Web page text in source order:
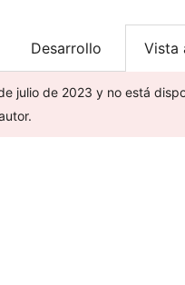
Desarrollo Vista
julio de 2023 y no está